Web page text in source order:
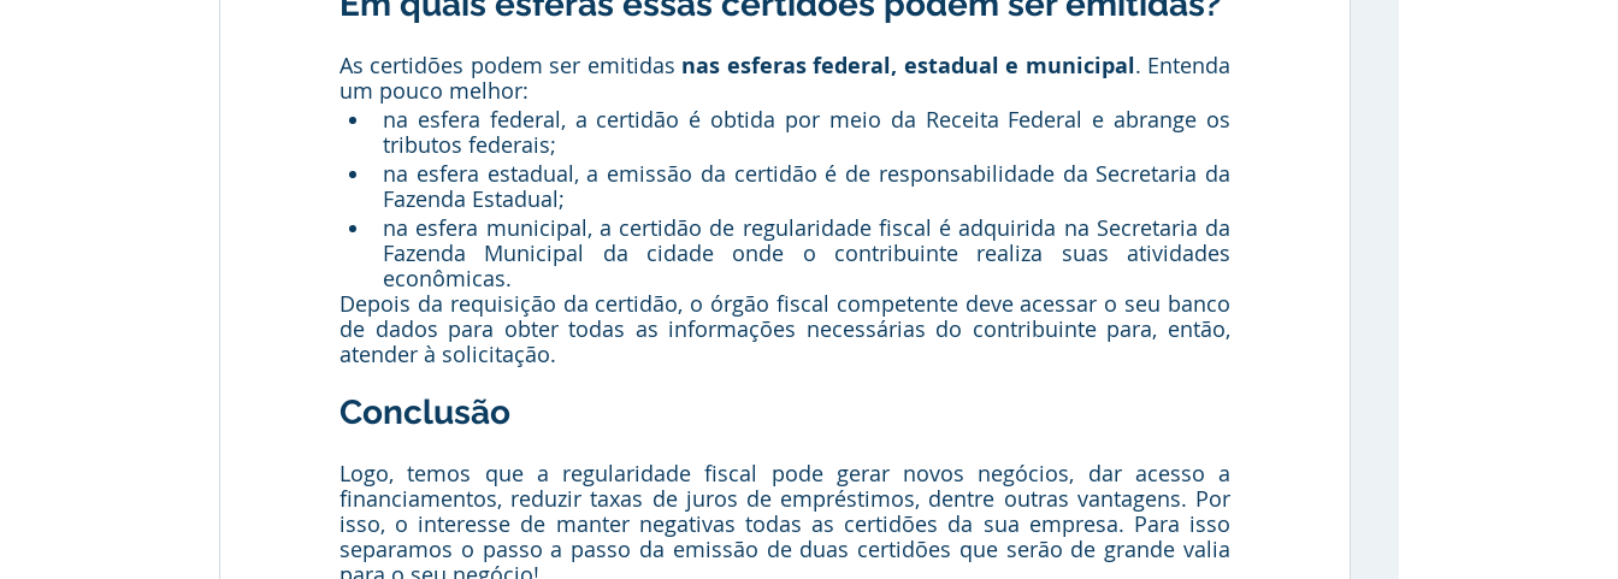
As certidões podem ser emitidas nas esferas federal, estadual e municipal. Entenda
um pouco melhor:
na esfera federal, a certidão é obtida por meio da Receita Federal e abrange os
tributos federais;
na esfera estadual, a emissão da certidão é de responsabilidade da Secretaria da
Fazenda Estadual;
na esfera municipal, a certidão de regularidade fiscal é adquirida na Secretaria da
Fazenda Municipal da cidade onde o contribuinte realiza suas atividades
econômicas.
Depois da requisição da certidão, o órgão fiscal competente deve acessar o seu banco
de dados para obter todas as informações necessárias do contribuinte para, então,
atender à solicitação.
Conclusão
Logo, temos que a regularidade fiscal pode gerar novos negócios, dar acesso a
financiamentos, reduzir taxas de juros de empréstimos, dentre outras vantagens. Por
isso, o interesse de manter negativas todas as certidões da sua empresa. Para isso
separamos o passo a passo da emissão de duas certidões que serão de grande valia